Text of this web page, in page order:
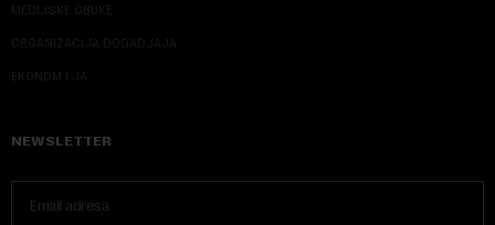
MEDIJSKE OBUKE
ORGANIZACIJA DOGADJAJA
EKONOM I JA
NEWSLETTER